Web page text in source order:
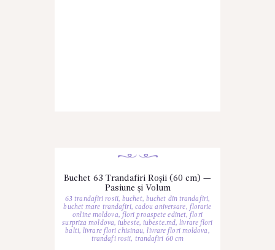
Buchet 63 Trandafiri Roșii (60 cm) —
Pasiune și Volum
63 trandafiri rosii,buchet, buchet din trandafiri,
buchet mare trandafiri, cadou aniversare, florarie
online moldova, flori proaspete edinet,flori
surpriza moldova,iubeste,iubeste.md,livrare flori
balti,livrare flori chisinau,livrare flori moldova,
trandafi rosii, trandafiri 60 cm